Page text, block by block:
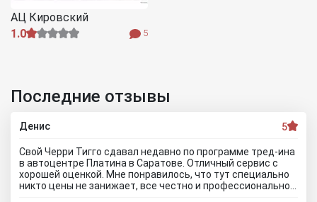
АЦ Кировский
1.0
5
Последние отзывы
Денис 5
Свой Черри Тигго сдавал недавно по программе тред-ина
в автоцентре Платина в Саратове. Отличный сервис с
хорошей оценкой. Мне понравилось, что тут специально
никто цены не занижает, все честно и профессионально.